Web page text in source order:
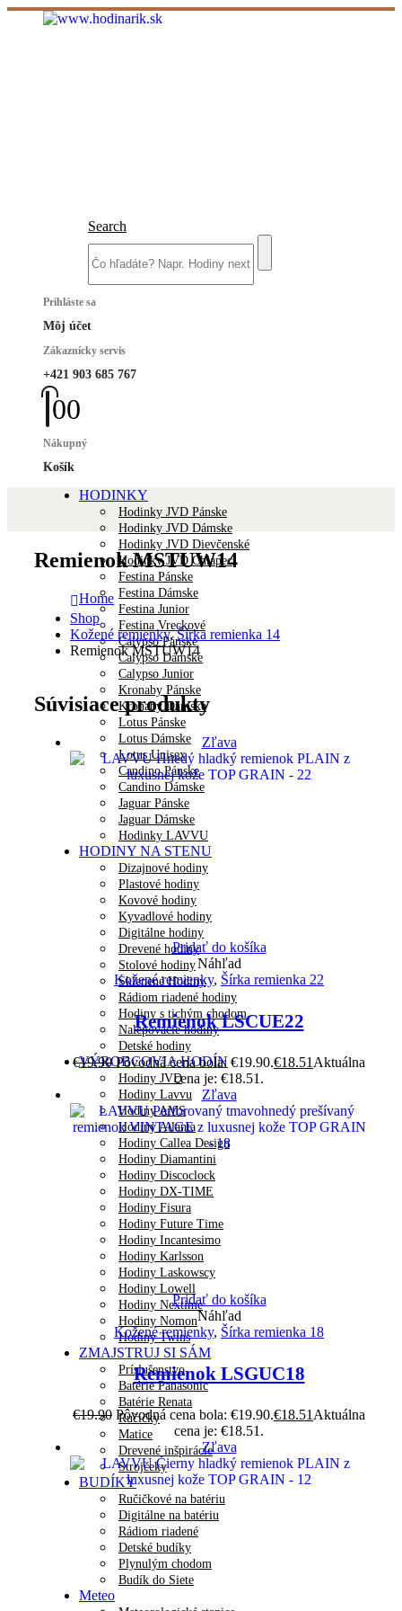
Search
Prihláste sa
Môj účet
Zákaznícky servis
+421 903 685 767
00
Nákupný
Košík
HODINKY
Hodinky JVD Pánske
Hodinky JVD Dámske
Hodinky JVD Dievčenské
Hodinky JVD Chlapec
Festina Pánske
Festina Dámske
Festina Junior
Festina Vreckové
Calypso Pánske
Calypso Dámske
Calypso Junior
Kronaby Pánske
Kronaby Dámske
Lotus Pánske
Lotus Dámske
Lotus Unisex
Candino Pánske
Candino Dámske
Jaguar Pánske
Jaguar Dámske
Hodinky LAVVU
HODINY NA STENU
Dizajnové hodiny
Plastové hodiny
Kovové hodiny
Kyvadlové hodiny
Digitálne hodiny
Drevené hodiny
Stolové hodiny
Sklenené Hodiny
Rádiom riadené hodiny
Hodiny s tichým chodom
Nalepovacie hodiny
Detské hodiny
VÝROBCOVIA HODÍN
Hodiny JVD
Hodiny Lavvu
Hodiny AMS
Hodiny Atlanta
Hodiny Callea Design
Hodiny Diamantini
Hodiny Discoclock
Hodiny DX-TIME
Hodiny Fisura
Hodiny Future Time
Hodiny Incantesimo
Hodiny Karlsson
Hodiny Laskowscy
Hodiny Lowell
Hodiny Nextime
Hodiny Nomon
Hodiny Twins
ZMAJSTRUJ SI SÁM
Príslušenstvo
Batérie Panasonic
Batérie Renata
Ručičky
Matice
Drevené inšpirácie
Strojčeky
BUDÍKY
Ručičkové na batériu
Digitálne na batériu
Rádiom riadené
Detské budíky
Plynulým chodom
Budík do Siete
Meteo
Remienok MSTUW14
Home
Shop
Kožené remienky,Šírka remienka 14
Remienok MSTUW14
Súvisiace produkty
Zľava
Pridať do košíka
Náhľad
Kožené remienky, Šírka remienka 22
Remienok LSCUE22
€19.90 Pôvodná cena bola: €19.90.€18.51 Aktuálna
cena je: €18.51.
Zľava
Pridať do košíka
Náhľad
Kožené remienky, Šírka remienka 18
Remienok LSGUC18
€19.90 Pôvodná cena bola: €19.90.€18.51 Aktuálna
cena je: €18.51.
Zľava